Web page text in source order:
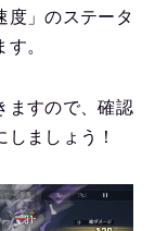
度」のステータ
。
ますので、確認
ましょう！